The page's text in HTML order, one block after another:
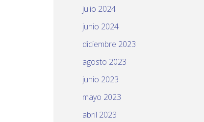
julio 2024
junio 2024
diciembre 2023
agosto 2023
junio 2023
mayo 2023
abril 2023